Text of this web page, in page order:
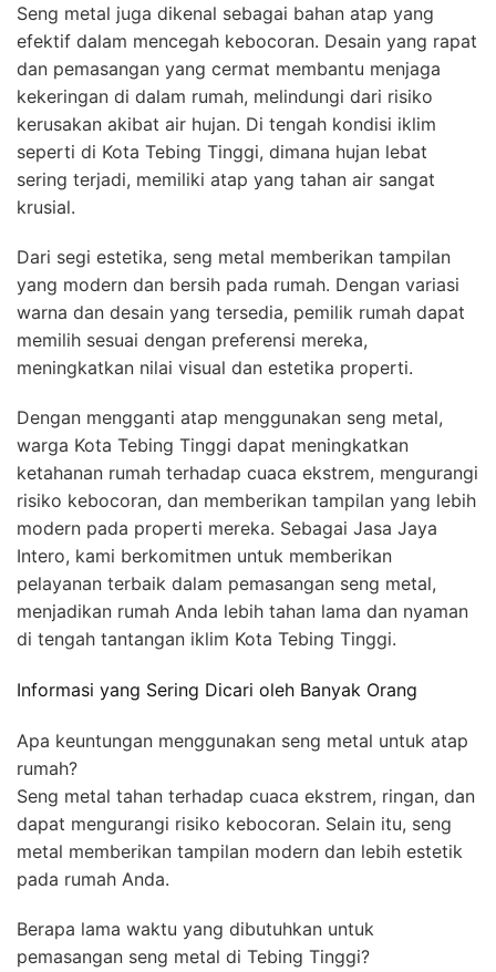
Seng metal juga dikenal sebagai bahan atap yang
efektif dalam mencegah kebocoran. Desain yang rapat
dan pemasangan yang cermat membantu menjaga
kekeringan di dalam rumah, melindungi dari risiko
kerusakan akibat air hujan. Di tengah kondisi iklim
seperti di Kota Tebing Tinggi, dimana hujan lebat
sering terjadi, memiliki atap yang tahan air sangat
krusial.
Dari segi estetika, seng metal memberikan tampilan
yang modern dan bersih pada rumah. Dengan variasi
warna dan desain yang tersedia, pemilik rumah dapat
memilih sesuai dengan preferensi mereka,
meningkatkan nilai visual dan estetika properti.
Dengan mengganti atap menggunakan seng metal,
warga Kota Tebing Tinggi dapat meningkatkan
ketahanan rumah terhadap cuaca ekstrem, mengurangi
risiko kebocoran, dan memberikan tampilan yang lebih
modern pada properti mereka. Sebagai Jasa Jaya
Intero, kami berkomitmen untuk memberikan
pelayanan terbaik dalam pemasangan seng metal,
menjadikan rumah Anda lebih tahan lama dan nyaman
di tengah tantangan iklim Kota Tebing Tinggi.
Informasi yang Sering Dicari oleh Banyak Orang
Apa keuntungan menggunakan seng metal untuk atap
rumah?
Seng metal tahan terhadap cuaca ekstrem, ringan, dan
dapat mengurangi risiko kebocoran. Selain itu, seng
metal memberikan tampilan modern dan lebih estetik
pada rumah Anda.
Berapa lama waktu yang dibutuhkan untuk
pemasangan seng metal di Tebing Tinggi?